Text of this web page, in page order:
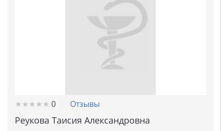
★★★★★
★★★★★ 0 Отзывы
Реукова Таисия Александровна